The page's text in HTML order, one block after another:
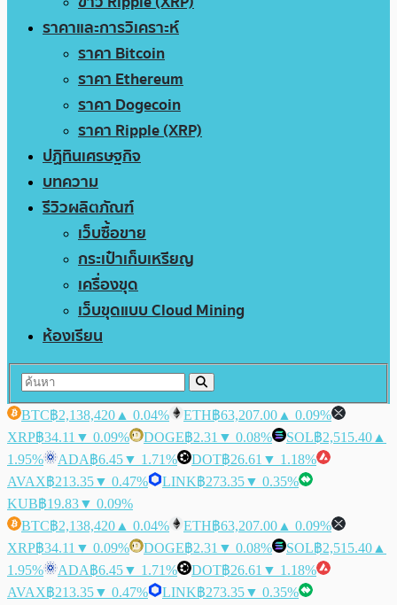
ราคาและการวิเคราะห์
ราคา Bitcoin
ราคา Ethereum
ราคา Dogecoin
ราคา Ripple (XRP)
ปฏิทินเศรษฐกิจ
บทความ
รีวิวผลิตภัณฑ์
เว็บซื้อขาย
กระเป๋าเก็บเหรียญ
เครื่องขุด
เว็บขุดแบบ Cloud Mining
ห้องเรียน
BTC฿2,138,420 ▲ 0.04% ETH฿63,207.00 ▲ 0.09%
XRP฿34.11 ▼ 0.09% DOGE฿2.31 ▼ 0.08% SOL฿2,515.40 ▲
1.95%
ADA฿6.45▼ 1.71% DOT฿26.61 ▼ 1.18%
AVAX฿213.35▼ 0.47% LINK฿273.35▼ 0.35%
KUB฿19.83▼ 0.09%
BTC฿2,138,420 ▲ 0.04% ETH฿63,207.00 ▲ 0.09%
XRP฿34.11 ▼ 0.09% DOGE฿2.31 ▼ 0.08% SOL฿2,515.40 ▲
1.95%
ADA฿6.45▼ 1.71% DOT฿26.61 ▼ 1.18%
AVAX฿213.35▼ 0.47% LINK฿273.35▼ 0.35%